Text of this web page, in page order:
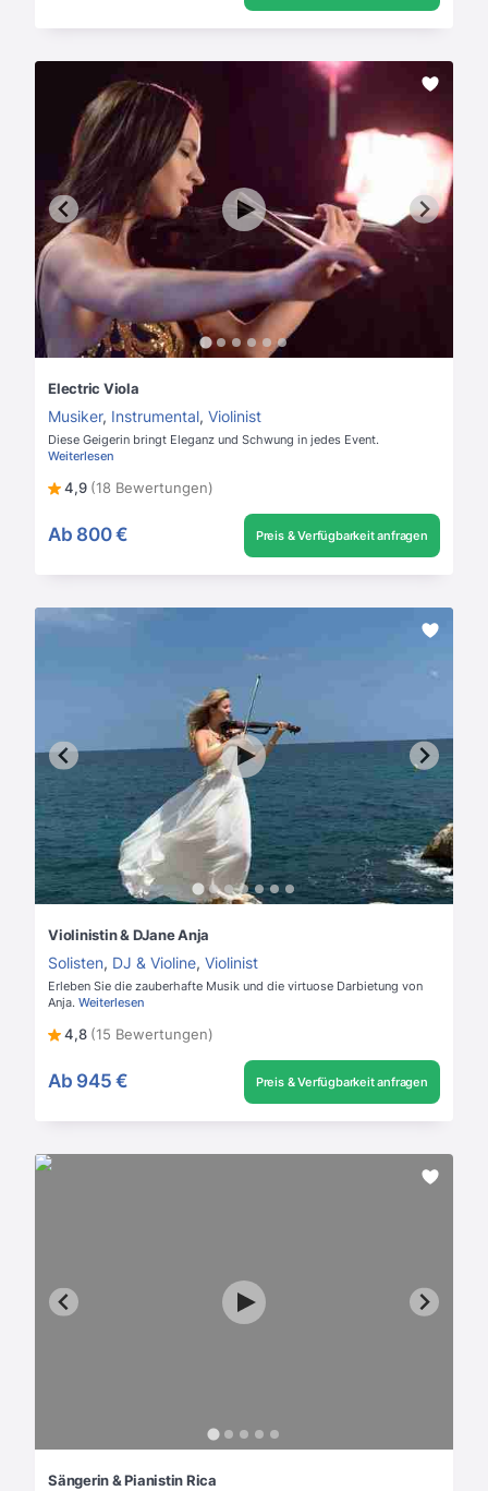
Electric Viola
Musiker, Instrumental, Violinist
Diese Geigerin bringt Eleganz und Schwung in jedes Event.
Weiterlesen
4,9 (18 Bewertungen)
Ab 800 € Preis & Verfügbarkeit anfragen
Violinistin & DJane Anja
Solisten, DJ & Violine, Violinist
Erleben Sie die zauberhafte Musik und die virtuose Darbietung von
Anja. Weiterlesen
4,8 (15 Bewertungen)
Ab 945 € Preis & Verfügbarkeit anfragen
Sängerin & Pianistin Rica